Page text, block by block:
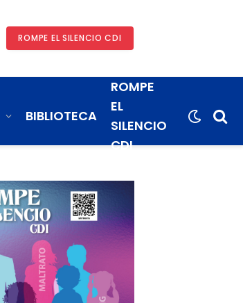
ROMPE EL SILENCIO CDI
BIBLIOTECA
ROMPE
EL
SILENCIO
CDI